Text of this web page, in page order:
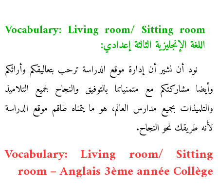
Vocabulary: Living room/ Sitting room
اللغة الإنجليزية الثالثة إعدادي:
نود أن نشير أن إدارة موقع الدراسة ترحب بتعاليقكم وأرائكم
وأيضا مشاركتكم مع متمنياتنا بالتوفيق والنجاح لجميع التلاميذ
والتلميذات بجميع مدارس العالم، هو ما يتمناه طاقم موقع الدراسة
لأنه طريقك نحو النجاح.
Vocabulary: Living room/ Sitting
room – Anglais 3ème année Collège